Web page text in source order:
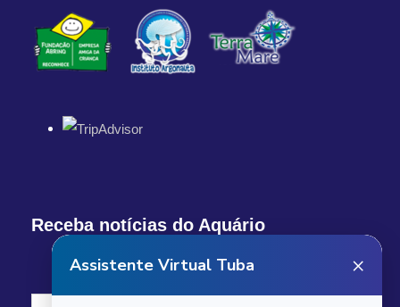
Receba notícias do Aquário